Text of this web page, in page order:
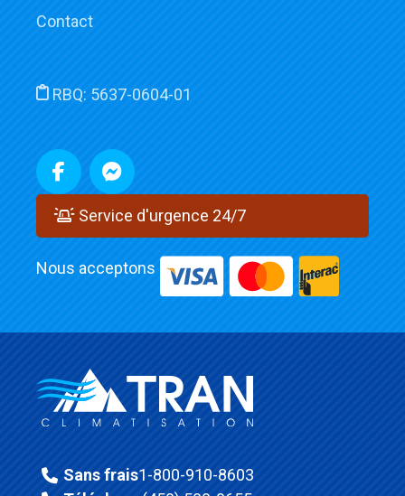
Contact
RBQ: 5637-0604-01
Service d'urgence 24/7
Nous acceptons
Sans frais1-800-910-8603